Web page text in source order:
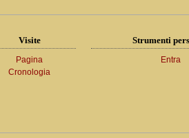
Visite
Pagina
Cronologia
Strumenti
Entra